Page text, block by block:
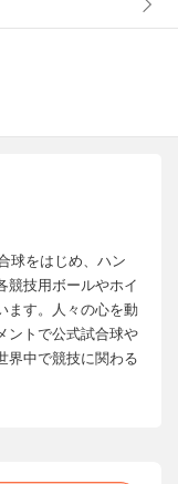
球をはじめ、ハン
競技用ボールやホイ
ます。人々の心を動
ントで公式試合球や
界中で競技に関わる